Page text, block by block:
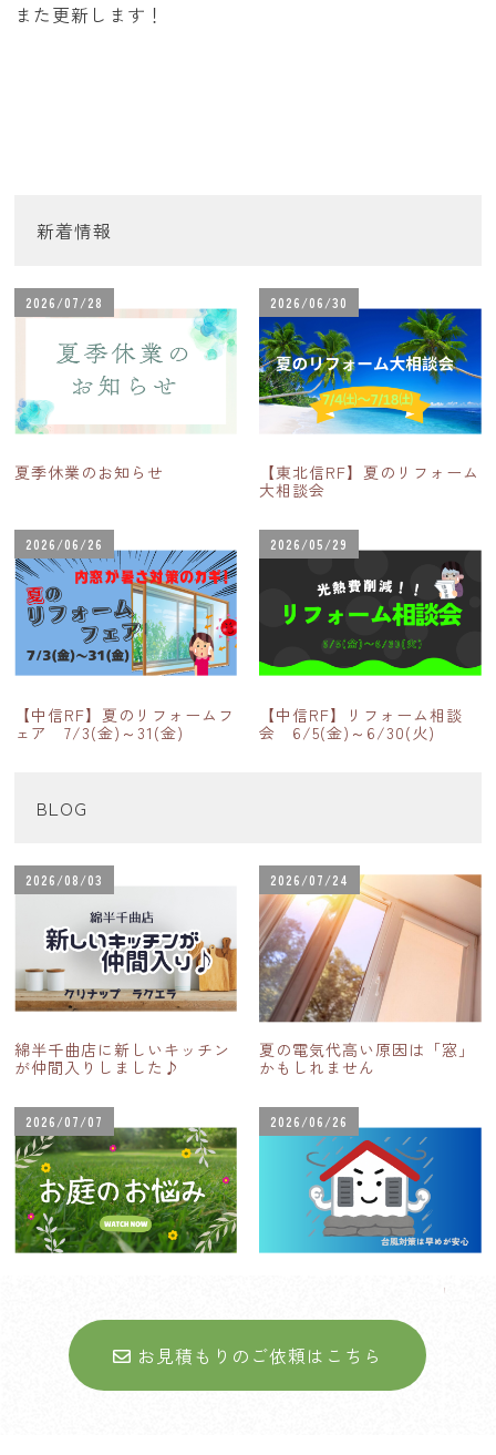
また更新します！
新着情報
2026/07/28
夏季休業のお知らせ
2026/06/30
【東北信RF】夏のリフォーム
大相談会
2026/06/26
【中信RF】夏のリフォームフ
ェア 7/3(金)～31(金)
2026/05/29
【中信RF】リフォーム相談
会 6/5(金)～6/30(火)
BLOG
2026/08/03
綿半千曲店に新しいキッチン
が仲間入りしました♪
2026/07/24
夏の電気代高い原因は「窓」
かもしれません
2026/07/07 2026/06/26
台風シーズン到来！住まいの
お見積もりのご依頼はこちら